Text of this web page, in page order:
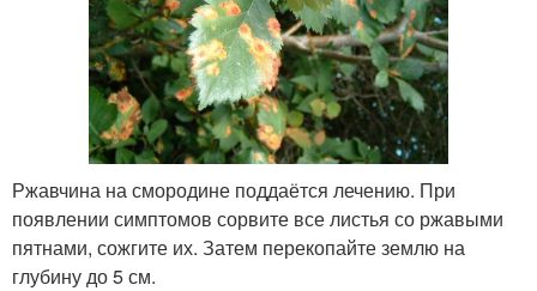
Ржавчина на смородине поддаётся лечению. При
появлении симптомов сорвите все листья со ржавыми
пятнами, сожгите их. Затем перекопайте землю на
глубину до 5 см.